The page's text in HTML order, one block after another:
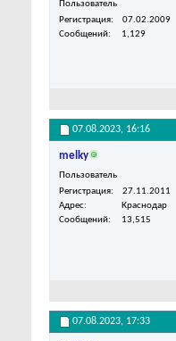
Пользователь
Регистрация
07.02.2009
Сообщений
1,129
07.08.2023, 16:16
melky
Пользователь
Регистрация
27.11.2011
Адрес
Краснодар
Сообщений
13,515
07.08.2023, 17:33